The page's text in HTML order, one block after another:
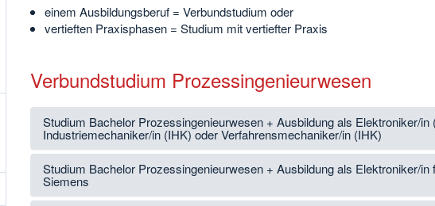
einem Ausbildungsberuf = Verbundstudium oder
vertieften Praxisphasen = Studium mit vertiefter Praxis
Verbundstudium Prozessingenieurwesen
Studium Bachelor Prozessingenieurwesen + Ausbildung als Elektroniker/
Industriemechaniker/in (IHK) oder Verfahrensmechaniker/in (IHK)
Studium Bachelor Prozessingenieurwesen + Ausbildung als Elektroniker/
Siemens